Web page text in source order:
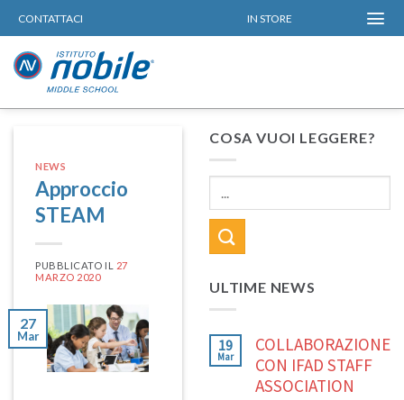
to
content
CONTATTACI IN STORE
NEWS
Approccio
STEAM
PUBBLICATO IL 27
MARZO 2020
27
Mar
COSA VUOI LEGGERE?
ULTIME NEWS
19
Mar
COLLABORAZIONE
CON IFAD STAFF
ASSOCIATION